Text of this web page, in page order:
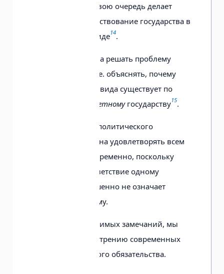
норм права. Это в свою очередь делает
невозможным существование государства в
его современном виде14.
Также теория должна решать проблему
партикулярности, т.е. объяснять, почему
обязательство индивида существует по
конкретномугосударству15.
Адекватная теория политического
обязательства должна удовлетворять всем
требованиям одновременно, поскольку
очевидно, что соответствие одному
требованию совершенно не означает
соответствия другому.
Сделав ряд необходимых замечаний, мы
переходим к рассмотрению современных
теорий политического обязательства.